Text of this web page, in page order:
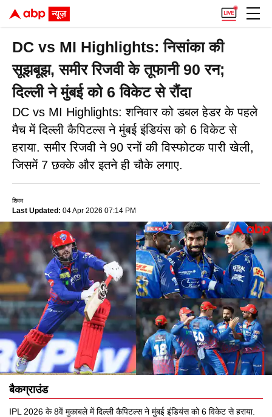
DC vs MI Highlights: निसांका की
सूझबूझ, समीर रिजवी के तूफानी 90 रन;
दिल्ली ने मुंबई को 6 विकेट से रौंदा
DC vs MI Highlights: शनिवार को डबल हेडर के पहले
मैच में दिल्ली कैपिटल्स ने मुंबई इंडियंस को 6 विकेट से
हराया. समीर रिजवी ने 90 रनों की विस्फोटक पारी खेली,
जिसमें 7 छक्के और इतने ही चौके लगाए.
शिवम
Last Updated: 04 Apr 2026 07:14 PM
बैकग्राउंड
IPL 2026 के 8वें मुकाबले में दिल्ली कैपिटल्स ने मुंबई इंडियंस को 6 विकेट से हराया.